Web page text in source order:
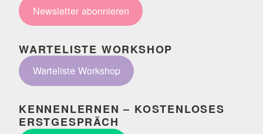
Newsletter abonnieren
WARTELISTE WORKSHOP
Warteliste Workshop
KENNENLERNEN – KOSTENLOSES
ERSTGESPRÄCH